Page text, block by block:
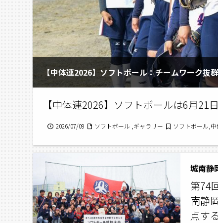
【中体連2026】ソフトボール：チームワーク抜
【中体連2026】ソフトボールは6月21
2026/07/09 ソフトボール ,ギャラリー ソフトボール,
城南静
第74
南静
点す